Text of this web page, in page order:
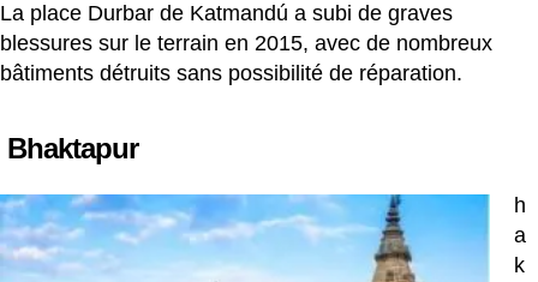
La place Durbar de Katmandú a subi de graves
blessures sur le terrain en 2015, avec de nombreux
bâtiments détruits sans possibilité de réparation.
Bhaktapur
h
a
k